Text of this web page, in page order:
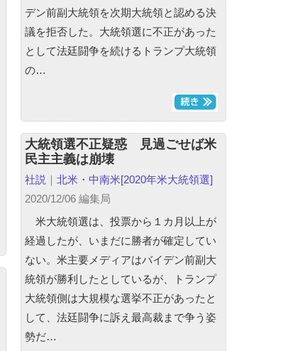
デン前副大統領を次期大統領と認める決
議を拒否した。大統領選に不正があった
として法廷闘争を続けるトランプ大統領
の…
大統領選不正疑惑 見過ごせば米
民主主義は崩壊
社説 ｜ 北米・中南米[2020年米大統領選]
2020/12/06 編集局
米大統領選は、投票から１カ月以上が
経過したが、いまだに勝者が確定してい
ない。米主要メディアはバイデン前副大
統領が勝利したとしているが、トランプ
大統領側は大規模な選挙不正があったと
して、法廷闘争に訴え最高裁まで争う姿
勢だ…